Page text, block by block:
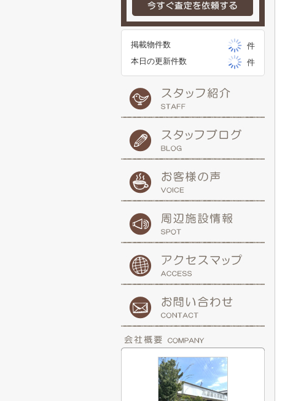
掲載物件数
件
本日の更新件数
件